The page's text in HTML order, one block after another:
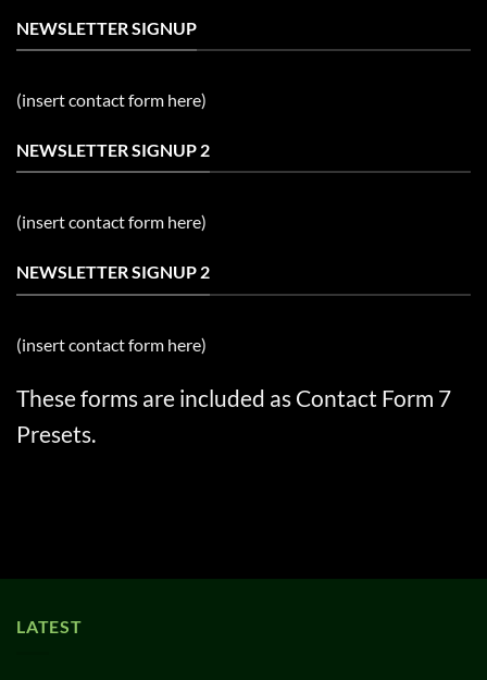
NEWSLETTER SIGNUP
(insert contact form here)
NEWSLETTER SIGNUP 2
(insert contact form here)
NEWSLETTER SIGNUP 2
(insert contact form here)
These forms are included as Contact Form 7
Presets.
LATEST